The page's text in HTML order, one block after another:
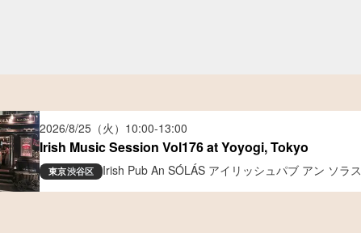
2026/8/25（火） 10:00-13:00
Irish Music Session Vol176 at Yoyogi, Tokyo
東京渋谷区 Irish Pub An SÓLÁS アイリッシュパブ アン ソラス